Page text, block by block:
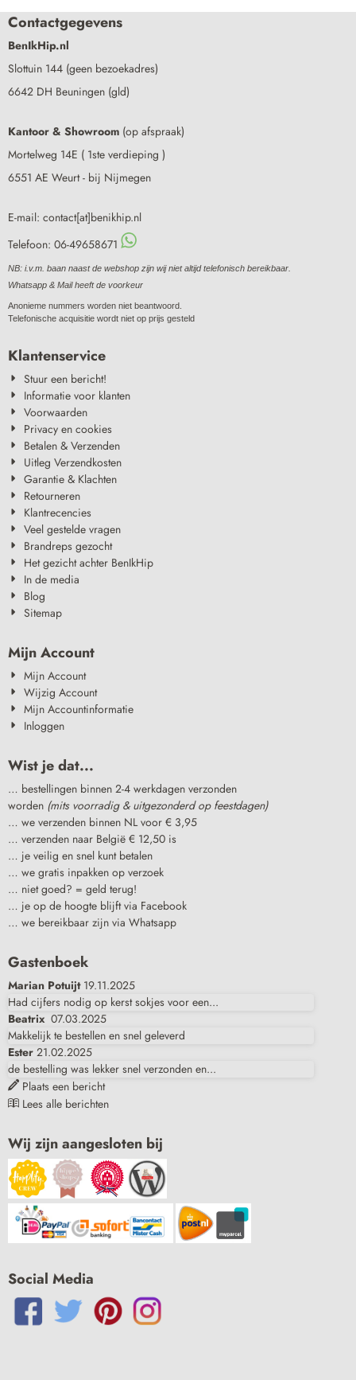
Contactgegevens
BenIkHip.nl
Slottuin 144 (geen bezoekadres)
6642 DH Beuningen (gld)
Kantoor & Showroom (op afspraak)
Mortelweg 14E ( 1ste verdieping )
6551 AE Weurt - bij Nijmegen
E-mail: contact[at]benikhip.nl
Telefoon: 06-49658671
NB: i.v.m. baan naast de webshop zijn wij niet altijd telefonisch bereikbaar.
Whatsapp & Mail heeft de voorkeur
Anonieme nummers worden niet beantwoord.
Telefonische acquisitie wordt niet op prijs gesteld
Klantenservice
Stuur een bericht!
Informatie voor klanten
Voorwaarden
Privacy en cookies
Betalen & Verzenden
Uitleg Verzendkosten
Garantie & Klachten
Retourneren
Klantrecencies
Veel gestelde vragen
Brandreps gezocht
Het gezicht achter BenIkHip
In de media
Blog
Sitemap
Mijn Account
Mijn Account
Wijzig Account
Mijn Accountinformatie
Inloggen
Wist je dat...
… bestellingen binnen 2-4 werkdagen verzonden
worden (mits voorradig & uitgezonderd op feestdagen)
… we verzenden binnen NL voor € 3,95
… verzenden naar België € 12,50 is
… je veilig en snel kunt betalen
… we gratis inpakken op verzoek
… niet goed? = geld terug!
… je op de hoogte blijft via Facebook
… we bereikbaar zijn via Whatsapp
Gastenboek
Marian Potuijt 19.11.2025
Had cijfers nodig op kerst sokjes voor een...
Beatrix 07.03.2025
Makkelijk te bestellen en snel geleverd
Ester 21.02.2025
de bestelling was lekker snel verzonden en...
Plaats een bericht
Lees alle berichten
Wij zijn aangesloten bij
Social Media